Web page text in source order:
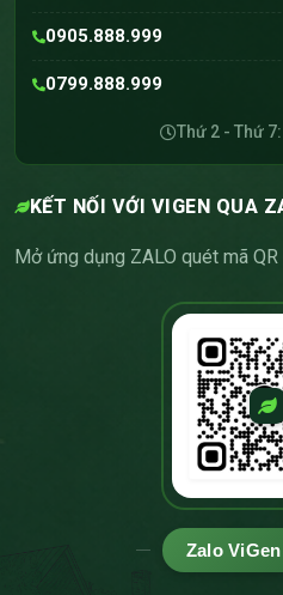
0905.888.999
0799.888.999
Thứ 2 - Thứ
KẾT NỐI VỚI VIGEN QUA
Mở ứng dụng ZALO quét mã
Zalo